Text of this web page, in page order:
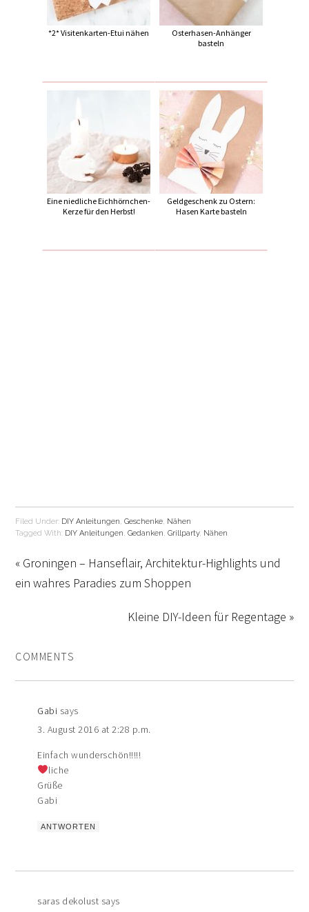
*2* Visitenkarten-Etui nähen
Osterhasen-Anhänger
basteln
Eine niedliche Eichhörnchen-
Kerze für den Herbst!
Geldgeschenk zu Ostern:
Hasen Karte basteln
Filed Under: DIY Anleitungen,Geschenke, Nähen
Tagged With: DIY Anleitungen,Gedanken,Grillparty, Nähen
« Groningen – Hanseflair, Architektur-Highlights und
ein wahres Paradies zum Shoppen
Kleine DIY-Ideen für Regentage »
COMMENTS
Gabi says
3. August 2016 at 2:28 p.m.
Einfach wunderschön!!!!!
liche
Grüße
Gabi
ANTWORTEN
saras dekolust says